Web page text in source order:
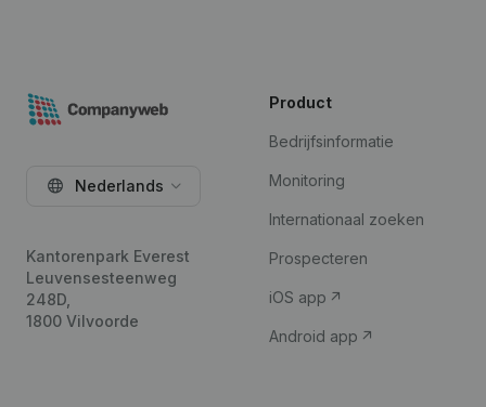
Nederlands
Kantorenpark Everest
Leuvensesteenweg
248D,
1800 Vilvoorde
Product
Bedrijfsinformatie
Monitoring
Internationaal zoeken
Prospecteren
iOS app
Android app